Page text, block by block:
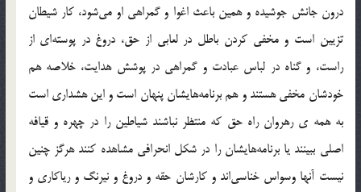
درون جانش جوشيده و همين باعث اغوا و گمراهي او مي‎شود، كار شيطان
تزيين است و مخفي كردن باطل در لعابي از حق، دروغ در پوسته‎اي از
راست، و گناه در لباس عبادت و گمراهي در پوشش هدايت، خلاصه هم
خودشان مخفي هستند و هم برنامه‎هايشان پنهان است و اين هشداري است
به همه ي رهروان راه حق كه منتظر نباشند شياطين را در چهره و قيافه
اصلي ببينند يا برنامه‎هايشان را در شكل انحرافي مشاهده كنند هرگز چنين
نيست آنها وسواس خناسي‎اند و كارشان حقه و دروغ و نيرنگ و رياكاري و